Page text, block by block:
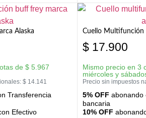
Alaska
de $ 5.967
$ 14.141
Transferencia
Efectivo
Cuello Multifunción
$ 17.900
Mismo precio en 3
miércoles y
Precio sin impuestos
5% OFF abonando
bancaria
10% OFF